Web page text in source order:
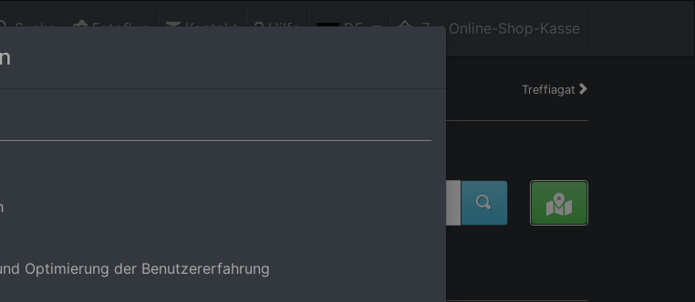
Suche Fotoflug Kontakt Hilfe DE Zur Online-Shop-Kasse
Treffiagat
in Finistère, Frankreich
Optimierung der Benutzererfahrung